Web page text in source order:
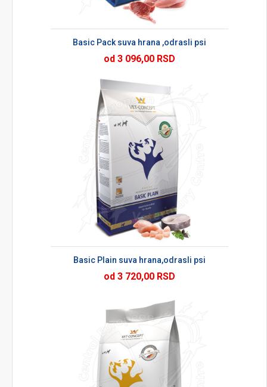
Basic Pack suva hrana ,odrasli psi
od 3 096,00 RSD
Basic Plain suva hrana,odrasli psi
od 3 720,00 RSD